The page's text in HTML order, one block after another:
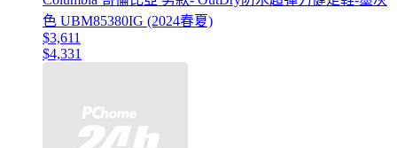
色 UBM85380IG (2024春夏)
$3,611
$4,331